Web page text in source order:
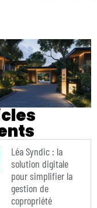
Léa Syndic : la
solution digitale
pour simplifier la
gestion de
copropriété